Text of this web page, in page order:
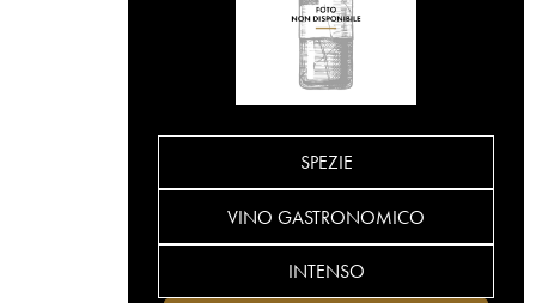
SPEZIE
VINO GASTRONOMICO
INTENSO